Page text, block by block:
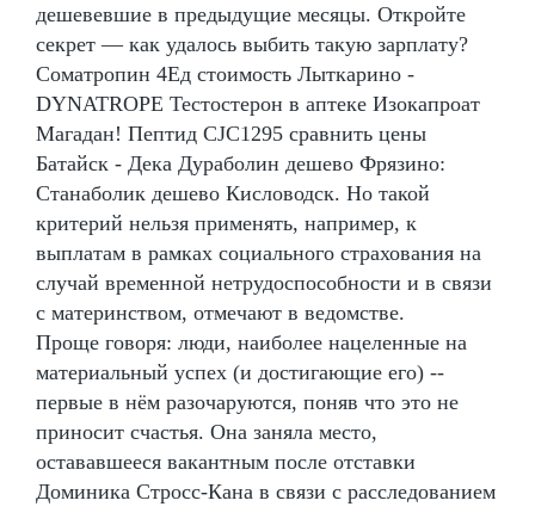
дешевевшие в предыдущие месяцы. Откройте
секрет — как удалось выбить такую зарплату?
Cоматропин 4Ед стоимость Лыткарино -
DYNATROPE Тестостерон в аптеке Изокапроат
Магадан! Пептид CJC1295 сравнить цены
Батайск - Дека Дураболин дешево Фрязино:
Станаболик дешево Кисловодск. Но такой
критерий нельзя применять, например, к
выплатам в рамках социального страхования на
случай временной нетрудоспособности и в связи
с материнством, отмечают в ведомстве.
Проще говоря: люди, наиболее нацеленные на
материальный успех (и достигающие его) --
первые в нём разочаруются, поняв что это не
приносит счастья. Она заняла место,
остававшееся вакантным после отставки
Доминика Стросс-Кана в связи с расследованием